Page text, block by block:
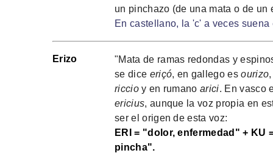
un pinchazo (de una mata o de un
En castellano, la 'c' a veces
Erizo
"Mata de ramas redondas y
se dice eriçó, en gallego esourizo
riccioy en rumanoarici. En vasco
ericius, aunque la voz propia en
ser el origen de esta voz:
ERI = "dolor, enfermedad" + KU
pincha".